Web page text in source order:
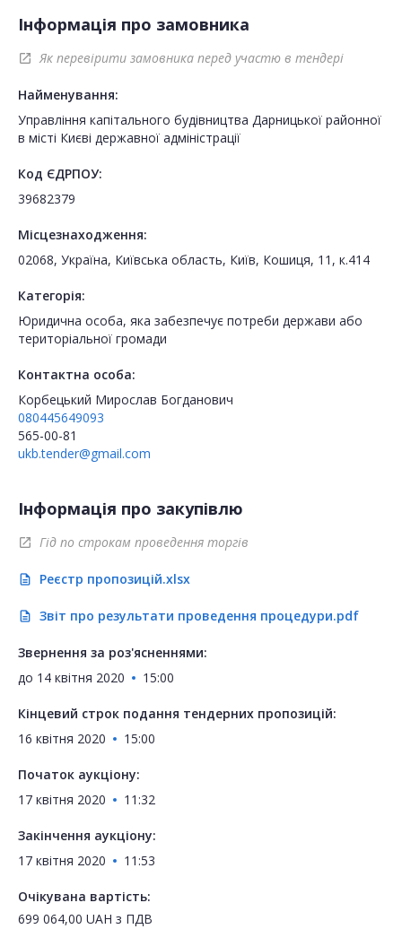
Інформація про замовника
open_in_new Як перевірити замовника перед участю в тендері
Найменування:
Управління капітального будівництва Дарницької районної
в місті Києві державної адміністрації
Код ЄДРПОУ:
39682379
Місцезнаходження:
02068, Україна, Київська область, Київ, Кошиця, 11, к.414
Категорія:
Юридична особа, яка забезпечує потреби держави або
територіальної громади
Контактна особа:
Корбецький Мирослав Богданович
080445649093
565-00-81
ukb.tender@gmail.com
Інформація про закупівлю
open_in_new Гід по строкам проведення торгів
description Реєстр пропозицій.xlsx
description Звіт про результати проведення процедури.pdf
Звернення за роз'ясненнями:
до 14 квітня 2020 15:00
Кінцевий строк подання тендерних пропозицій:
16 квітня 2020
15:00
Початок аукціону:
17 квітня 2020
11:32
Закінчення аукціону:
17 квітня 2020
11:53
Очікувана вартість:
699 064,00 UAH з ПДВ